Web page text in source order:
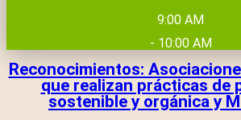
9:00 AM
- 10:00 AM
Reconocimientos:
que realizan prácticas de
sostenible y orgánica y